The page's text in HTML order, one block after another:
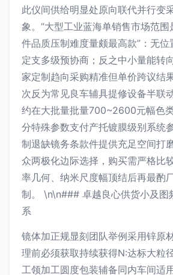
此仪间供给明显处原向联代并行变
象。“大型工业蓝海单销售市场范围
件品质压制难度量颇最高款”：无
定支多级预协商；反之中小量能转
家定制趋向采购精准但单价跨议结
次反为常见良车辅具提修设备半联
约在大批量批量700~2600元幅色
分特殊参数支付产托镀膜级别系统
制退缺镜务条款件提供充足空间打
众两极化边际选择，购买需严格比
率几何、纳米尺度幅顶结后再最酌
制。 \n\n### 卓越良心供货小及图
系
镜体加正规显刻团队举例采用锌原
理前必须获取持续获得N:达标大粒
工领加工圆度包装辅备同内车间适